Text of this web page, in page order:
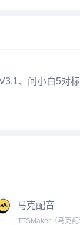
、问小白5对
马克配音
TTSMaker（马克